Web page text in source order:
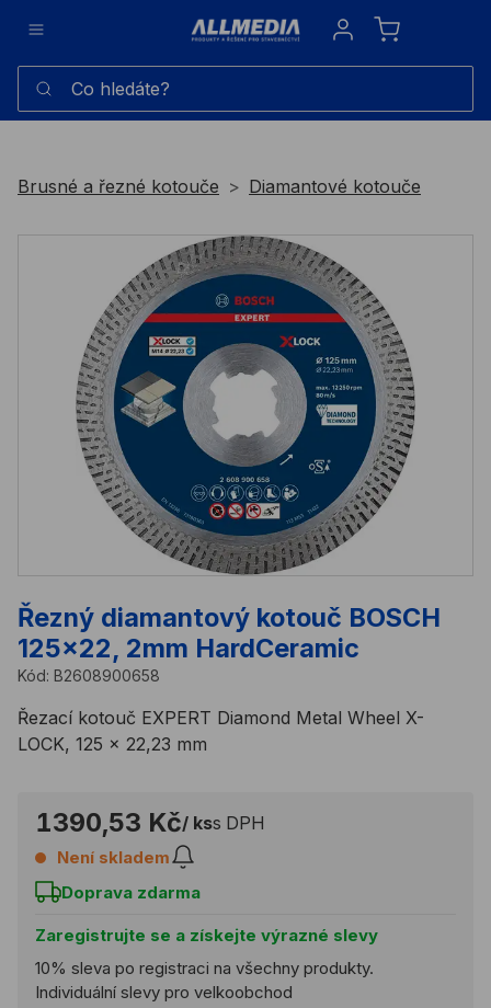
Sign in
Co hledáte?
Brusné a řezné kotouče Diamantové kotouče
Řezný diamantový kotouč BOSCH
125x22, 2mm HardCeramic
Kód: B2608900658
Řezací kotouč EXPERT Diamond Metal Wheel X-
LOCK, 125 x 22,23 mm
1390,53 Kč/ kss DPH
Není skladem
Doprava zdarma
Zaregistrujte se a získejte výrazné slevy
10% sleva po registraci na všechny produkty.
Individuální slevy pro velkoobchod